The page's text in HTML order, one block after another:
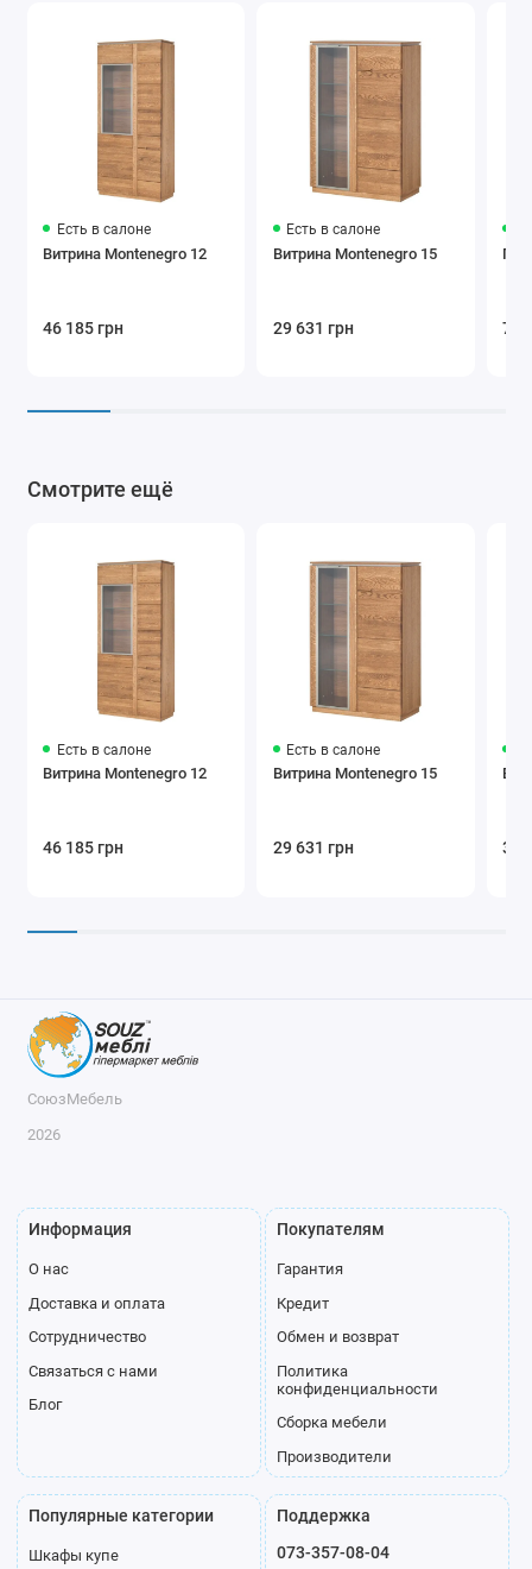
Есть в салоне
Витрина Montenegro 12
46 185 грн
Есть в салоне
Витрина Montenegro 15
29 631 грн 75
Смотрите ещё
Есть в салоне
Витрина Montenegro 12
46 185 грн
Есть в салоне
Витрина Montenegro 15
29 631 грн 39
СоюзМебель
2026
Информация
О нас
Доставка и оплата
Сотрудничество
Связаться с нами
Блог
Покупателям
Гарантия
Кредит
Обмен и возврат
Политика
конфиденциальности
Сборка мебели
Производители
Популярные категории
Шкафы купе
Поддержка
073-357-08-04